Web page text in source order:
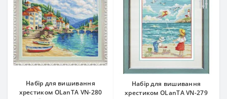
Набір для вишивання
хрестиком OLanTА VN-280
Набір для вишивання
хрестиком OLanTА VN-279